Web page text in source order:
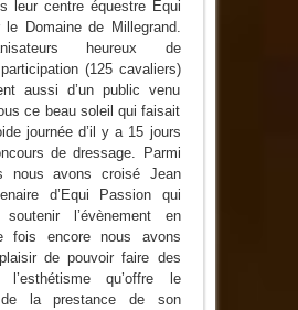
leur centre équestre Equi
le Domaine de Millegrand.
heureux de
participation (125 cavaliers)
aussi d’un public venu
ce beau soleil qui faisait
journée d’il y a 15 jours
de dressage. Parmi
nous avons croisé Jean
d’Equi Passion qui
l’évènement en
fois encore nous avons
de pouvoir faire des
qu’offre le
la prestance de son